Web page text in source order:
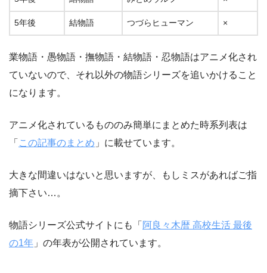
5年後 結物語 つづらヒューマン ×
業物語・愚物語・撫物語・結物語・忍物語はアニメ化され
ていないので、それ以外の物語シリーズを追いかけること
になります。
アニメ化されているもののみ簡単にまとめた時系列表は
「 この記事のまとめ 」に載せています。
大きな間違いはないと思いますが、もしミスがあればご指
摘下さい…。
物語シリーズ公式サイトにも「 阿良々木暦 高校生活 最後
の1年 」の年表が公開されています。